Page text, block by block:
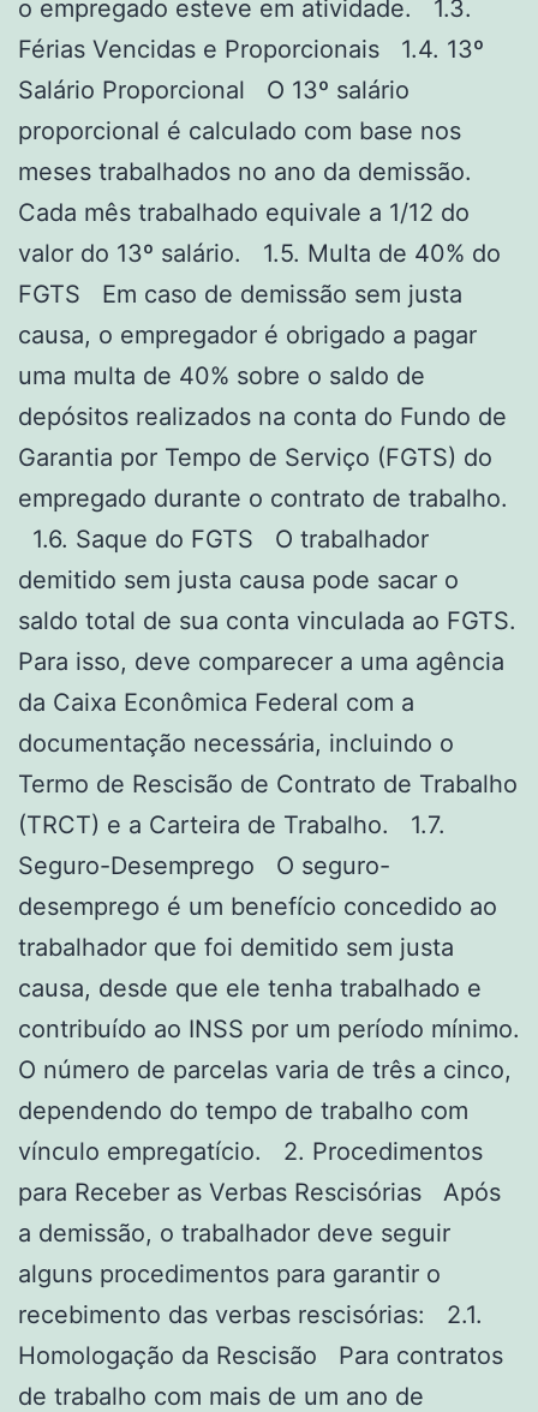
o empregado esteve em atividade. 1.3.
Férias Vencidas e Proporcionais 1.4. 13º
Salário Proporcional O 13º salário
proporcional é calculado com base nos
meses trabalhados no ano da demissão.
Cada mês trabalhado equivale a 1/12 do
valor do 13º salário. 1.5. Multa de 40% do
FGTS Em caso de demissão sem justa
causa, o empregador é obrigado a pagar
uma multa de 40% sobre o saldo de
depósitos realizados na conta do Fundo de
Garantia por Tempo de Serviço (FGTS) do
empregado durante o contrato de trabalho.
1.6. Saque do FGTS O trabalhador
demitido sem justa causa pode sacar o
saldo total de sua conta vinculada ao FGTS.
Para isso, deve comparecer a uma agência
da Caixa Econômica Federal com a
documentação necessária, incluindo o
Termo de Rescisão de Contrato de Trabalho
(TRCT) e a Carteira de Trabalho. 1.7.
Seguro-Desemprego O seguro-
desemprego é um benefício concedido ao
trabalhador que foi demitido sem justa
causa, desde que ele tenha trabalhado e
contribuído ao INSS por um período mínimo.
O número de parcelas varia de três a cinco,
dependendo do tempo de trabalho com
vínculo empregatício. 2. Procedimentos
para Receber as Verbas Rescisórias Após
a demissão, o trabalhador deve seguir
alguns procedimentos para garantir o
recebimento das verbas rescisórias: 2.1.
Homologação da Rescisão Para contratos
de trabalho com mais de um ano de